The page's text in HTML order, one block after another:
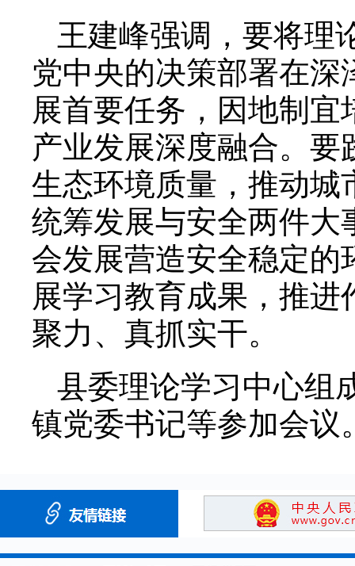
王建峰强调，要将理
党中央的决策部署在
展首要任务，因地制
产业发展深度融合。
生态环境质量，推动城
统筹发展与安全两件大
会发展营造安全稳定的
展学习教育成果，推
聚力、真抓实干。
县委理论学习中心组
镇党委书记等参加会议